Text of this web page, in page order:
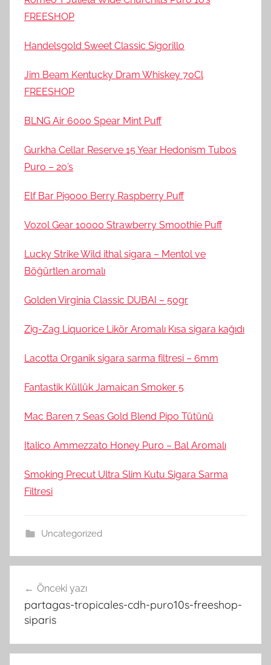
FREESHOP
Handelsgold Sweet Classic Sigorillo
Jim Beam Kentucky Dram Whiskey 70Cl
FREESHOP
BLNG Air 6000 Spear Mint Puff
Gurkha Cellar Reserve 15 Year Hedonism Tubos
Puro – 20’s
Elf Bar Pi9000 Berry Raspberry Puff
Vozol Gear 10000 Strawberry Smoothie Puff
Lucky Strike Wild ithal sigara – Mentol ve
Böğürtlen aromalı
Golden Virginia Classic DUBAI – 50gr
Zig-Zag Liquorice Likör Aromalı Kısa sigara kağıdı
Lacotta Organik sigara sarma filtresi – 6mm
Fantastik Küllük Jamaican Smoker 5
Mac Baren 7 Seas Gold Blend Pipo Tütünü
Italico Ammezzato Honey Puro – Bal Aromalı
Smoking Precut Ultra Slim Kutu Sigara Sarma
Filtresi
Uncategorized
gezinmesi
Önceki yazı
partagas-tropicales-cdh-puro10s-freeshop-
siparis